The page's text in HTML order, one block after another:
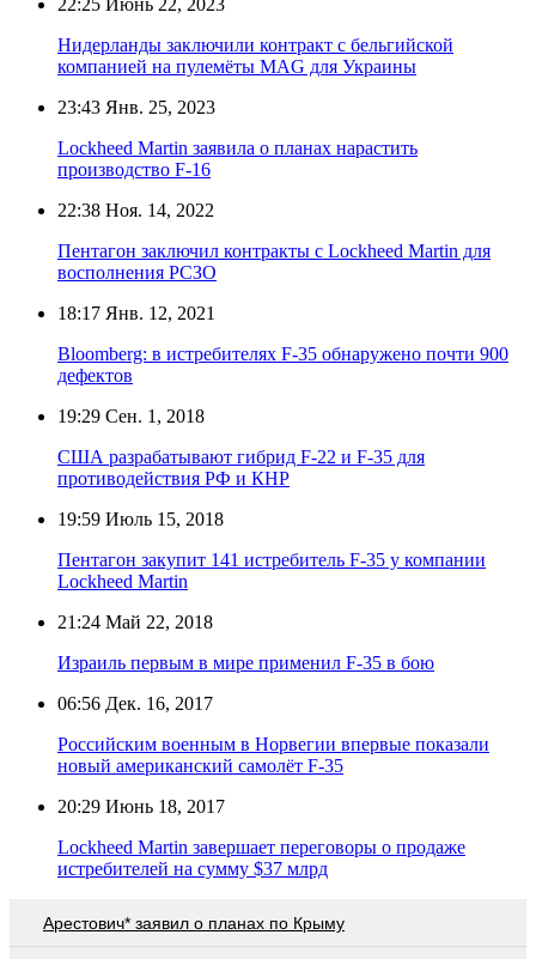
22:25 Июнь 22, 2023
Нидерланды заключили контракт с бельгийской
компанией на пулемёты MAG для Украины
23:43 Янв. 25, 2023
Lockheed Martin заявила о планах нарастить
производство F-16
22:38 Ноя. 14, 2022
Пентагон заключил контракты с Lockheed Martin для
восполнения РСЗО
18:17 Янв. 12, 2021
Bloomberg: в истребителях F-35 обнаружено почти 900
дефектов
19:29 Сен. 1, 2018
США разрабатывают гибрид F-22 и F-35 для
противодействия РФ и КНР
19:59 Июль 15, 2018
Пентагон закупит 141 истребитель F-35 у компании
Lockheed Martin
21:24 Май 22, 2018
Израиль первым в мире применил F-35 в бою
06:56 Дек. 16, 2017
Российским военным в Норвегии впервые показали
новый американский самолёт F-35
20:29 Июнь 18, 2017
Lockheed Martin завершает переговоры о продаже
истребителей на сумму $37 млрд
Арестович* заявил о планах по Крыму